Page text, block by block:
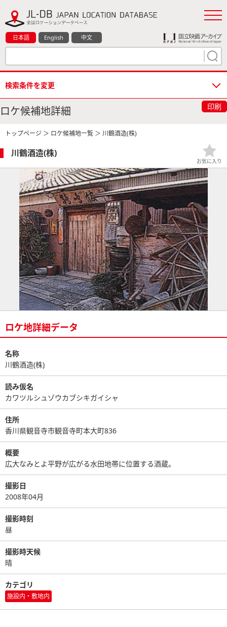
日本語 English 中文
検索条件を変更
ロケ候補地詳細 印刷
トップページ ＞ ロケ候補地一覧 ＞ 川鶴酒造(株)
川鶴酒造(株)
お気に入り
ロケ地詳細データ
名称
川鶴酒造(株)
読み仮名
カワツルシュゾウカブシキガイシャ
住所
香川県観音寺市観音寺町本大町836
概要
広大なみとよ平野が広がる水田地帯に位置する酒蔵。
撮影日
2008年04月
撮影時刻
昼
撮影時天候
晴
カテゴリ
施設内・敷地内